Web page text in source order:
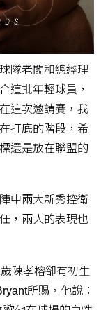
隊老闆和總經理
這批年輕球員，
這次邀請賽，我
打底的階段，希
還是放在聯盟的
中兩大新秀控衛
，兩人的表現也
陳孝榕卻有初生
所賜，他說：